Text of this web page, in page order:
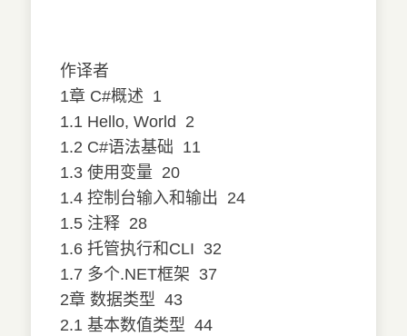
作译者
1章 C#概述 1
1.1 Hello, World
2
1.2 C#语法基础 11
1.3 使用变量 20
1.4 控制台输入和输出
24
1.5 注释 28
1.6 托管执行和CLI 32
1.7 多个.NET框架 37
2章 数据类型 43
2.1 基本数值类型 44